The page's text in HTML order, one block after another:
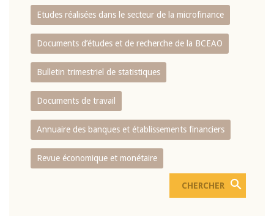
Etudes réalisées dans le secteur de la microfinance
Documents d’études et de recherche de la BCEAO
Bulletin trimestriel de statistiques
Documents de travail
Annuaire des banques et établissements financiers
Revue économique et monétaire